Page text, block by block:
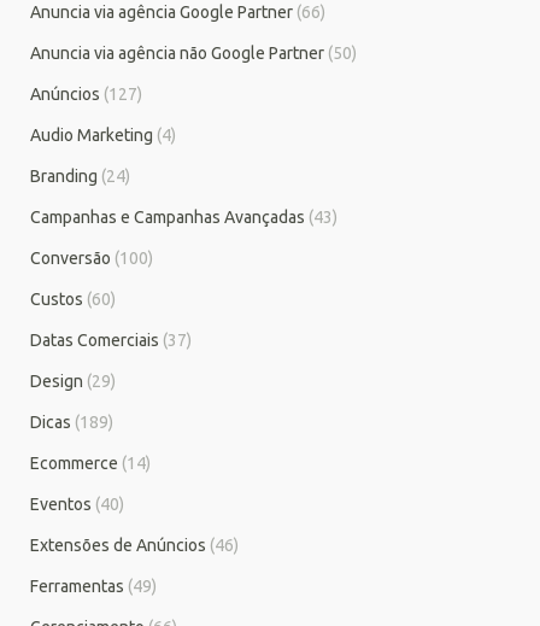
Anuncia via agência Google Partner (66)
Anuncia via agência não Google Partner (50)
Anúncios (127)
Audio Marketing (4)
Branding (24)
Campanhas e Campanhas Avançadas (43)
Conversão (100)
Custos (60)
Datas Comerciais (37)
Design (29)
Dicas (189)
Ecommerce (14)
Eventos (40)
Extensões de Anúncios (46)
Ferramentas (49)